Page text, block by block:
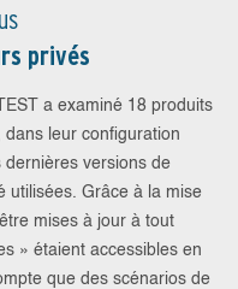
privés
a examiné 18 produits
leur configuration
dernières versions de
utilisées. Grâce à la mise
mises à jour à tout
» étaient accessibles en
que des scénarios de